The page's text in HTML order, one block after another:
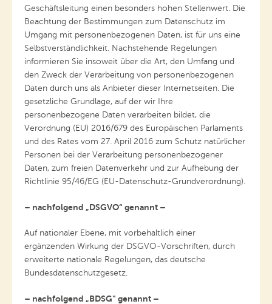
Geschäftsleitung einen besonders hohen Stellenwert. Die
Beachtung der Bestimmungen zum Datenschutz im
Umgang mit personenbezogenen Daten, ist für uns eine
Selbstverständlichkeit. Nachstehende Regelungen
informieren Sie insoweit über die Art, den Umfang und
den Zweck der Verarbeitung von personenbezogenen
Daten durch uns als Anbieter dieser Internetseiten. Die
gesetzliche Grundlage, auf der wir Ihre
personenbezogene Daten verarbeiten bildet, die
Verordnung (EU) 2016/679 des Europäischen Parlaments
und des Rates vom 27. April 2016 zum Schutz natürlicher
Personen bei der Verarbeitung personenbezogener
Daten, zum freien Datenverkehr und zur Aufhebung der
Richtlinie 95/46/EG (EU-Datenschutz-Grundverordnung).
– nachfolgend „DSGVO“ genannt –
Auf nationaler Ebene, mit vorbehaltlich einer
ergänzenden Wirkung der DSGVO-Vorschriften, durch
erweiterte nationale Regelungen, das deutsche
Bundesdatenschutzgesetz.
– nachfolgend „BDSG“ genannt –